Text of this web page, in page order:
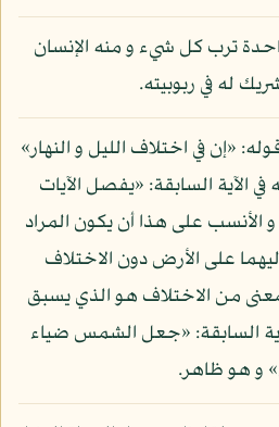
ترب كل شيء و منه الإنسان
له في ربوبيته.
«إن في اختلاف الليل و النهار»
في الآية السابقة: «يفصل الآيات
الأنسب على هذا أن يكون المراد
على الأرض دون الاختلاف
من الاختلاف هو الذي يسبق
السابقة: «جعل الشمس ضياء
و هو ظاهر.